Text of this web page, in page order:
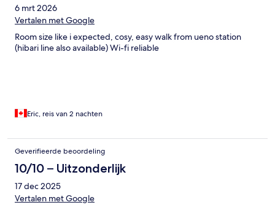
6 mrt 2026
Vertalen met Google
Room size like i expected, cosy, easy walk from ueno station
(hibari line also available) Wi-fi reliable
Eric, reis van 2 nachten
Geverifieerde beoordeling
10/10 – Uitzonderlijk
17 dec 2025
Vertalen met Google